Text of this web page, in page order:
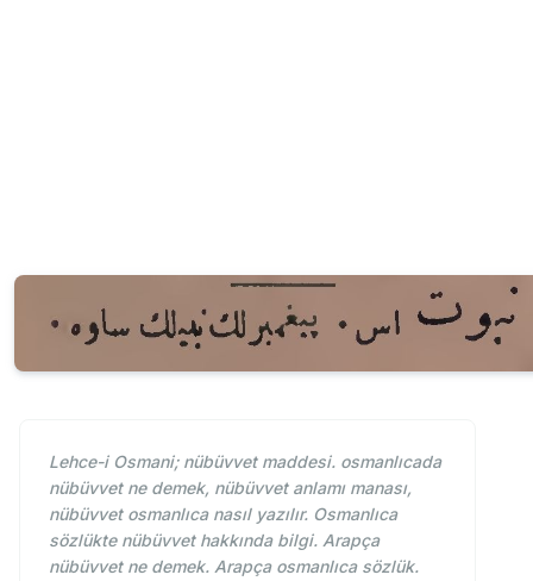
Lehce-i Osmani; nübüvvet maddesi. osmanlıcada
nübüvvet ne demek, nübüvvet anlamı manası,
nübüvvet osmanlıca nasıl yazılır. Osmanlıca
sözlükte nübüvvet hakkında bilgi. Arapça
nübüvvet ne demek. Arapça osmanlıca sözlük.